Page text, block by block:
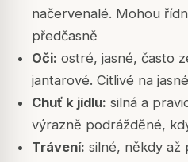
načervenalé. Mohou
předčasně
Oči: ostré, jasné, často
jantarové. Citlivé na
Chuť k jídlu: silná a
výrazně podrážděné,
Trávení: silné, někdy až